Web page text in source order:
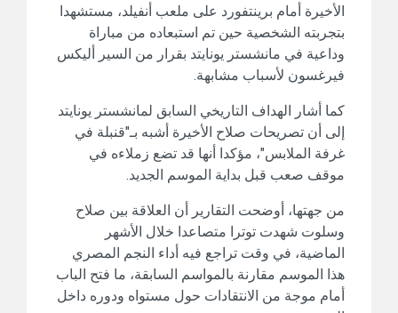
الأخيرة أمام برينتفورد على ملعب أنفيلد، مستشهدا
بتجربته الشخصية حين تم استبعاده من مباراة
وداعية في مانشستر يونايتد بقرار من السير أليكس
فيرغسون لأسباب مشابهة.
كما أشار الهداف التاريخي السابق لمانشستر يونايتد
إلى أن تصريحات صلاح الأخيرة أشبه بـ"قنبلة في
غرفة الملابس"، مؤكدا أنها قد تضع زملاءه في
موقف صعب قبل بداية الموسم الجديد.
من جهتها، أوضحت التقارير أن العلاقة بين صلاح
وسلوت شهدت توترا متصاعدا خلال الأشهر
الماضية، في وقت تراجع فيه أداء النجم المصري
هذا الموسم مقارنة بالمواسم السابقة، ما فتح الباب
أمام موجة من الانتقادات حول مستواه ودوره داخل